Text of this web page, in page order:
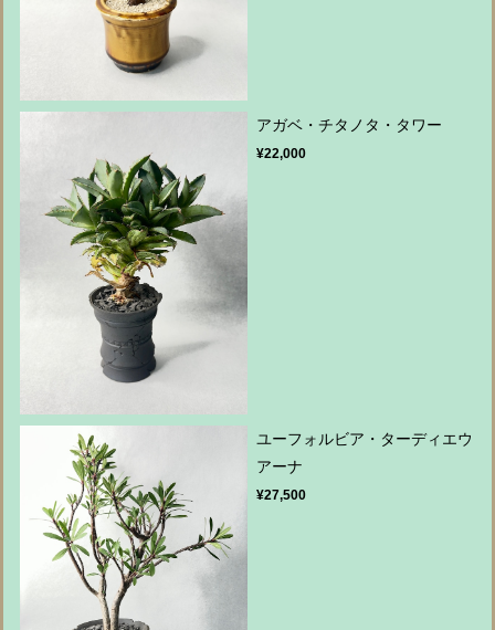
アガベ・チタノタ・タワー
¥22,000
ユーフォルビア・ターディエウ
アーナ
¥27,500